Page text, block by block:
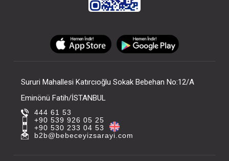
Sururi Mahallesi Katırcıoğlu Sokak Bebehan No:12/A
Eminönü Fatih/İSTANBUL
444 61 53
+90 539 926 05 25
+90 530 233 04 53
b2b@bebeceyizsarayi.com